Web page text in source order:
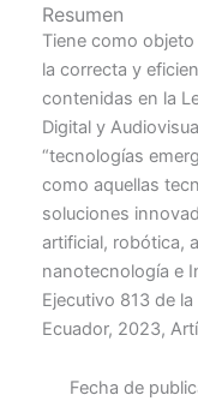
Resumen
Tiene como
la correcta y
contenidas en la
Digital y
“tecnologías
como aquellas
soluciones
artificial, robótica,
nanotecnología e
Ejecutivo 813 de
Ecuador, 2023,
Fecha de